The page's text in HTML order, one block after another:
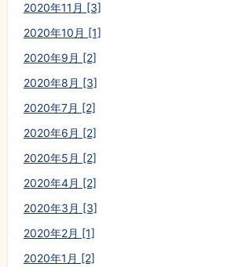
2020年11月 [3]
2020年10月 [1]
2020年9月 [2]
2020年8月 [3]
2020年7月 [2]
2020年6月 [2]
2020年5月 [2]
2020年4月 [2]
2020年3月 [3]
2020年2月 [1]
2020年1月 [2]